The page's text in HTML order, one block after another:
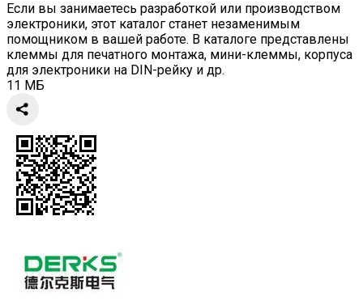
Если вы занимаетесь разработкой или производством
электроники, этот каталог станет незаменимым
помощником в вашей работе. В каталоге представлены
клеммы для печатного монтажа, мини-клеммы, корпуса
для электроники на DIN-рейку и др.
11 МБ